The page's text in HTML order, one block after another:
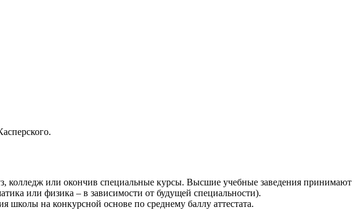
или окончив специальные курсы. Высшие учебные заведения принимают
или физика – в зависимости от будущей специальности).
школы на конкурсной основе по среднему баллу аттестата.